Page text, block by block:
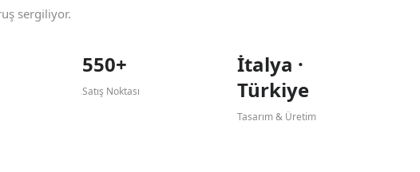
sergiliyor.
550+
Satış Noktası
İtalya ·
Türkiye
Tasarım & Üretim